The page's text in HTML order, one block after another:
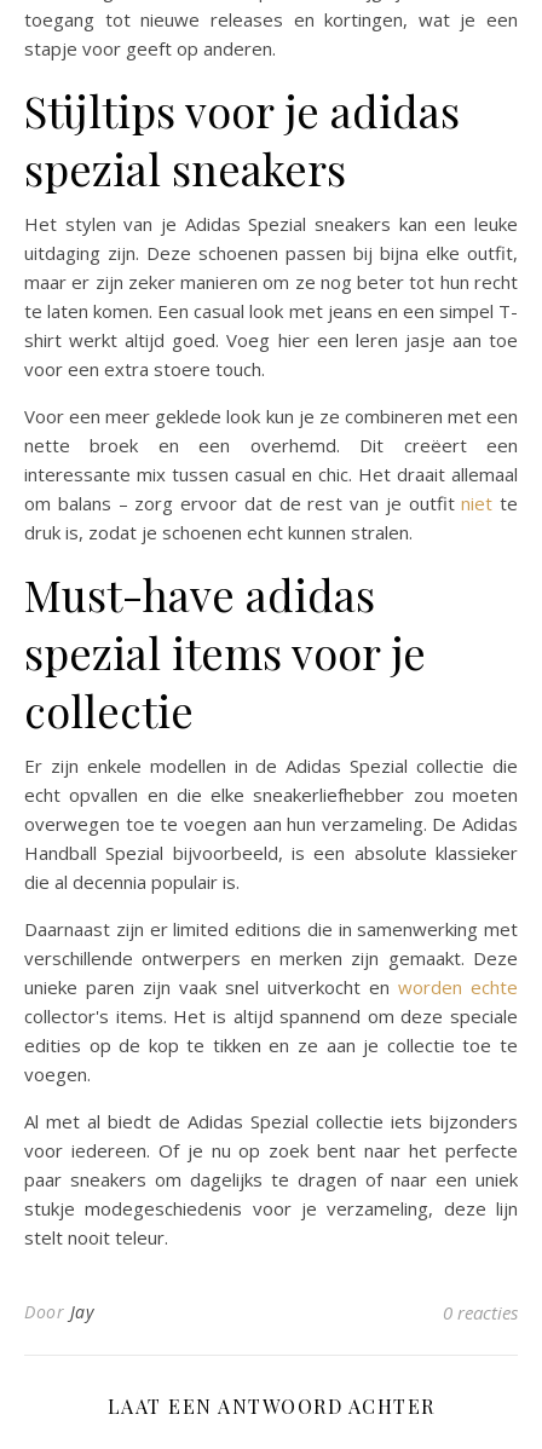
toegang tot nieuwe releases en kortingen, wat je een
stapje voor geeft op anderen.
Stijltips voor je adidas
spezial sneakers
Het stylen van je Adidas Spezial sneakers kan een leuke
uitdaging zijn. Deze schoenen passen bij bijna elke outfit,
maar er zijn zeker manieren om ze nog beter tot hun recht
te laten komen. Een casual look met jeans en een simpel T-
shirt werkt altijd goed. Voeg hier een leren jasje aan toe
voor een extra stoere touch.
Voor een meer geklede look kun je ze combineren met een
nette broek en een overhemd. Dit creëert een
interessante mix tussen casual en chic. Het draait allemaal
om balans – zorg ervoor dat de rest van je outfitniet te
druk is, zodat je schoenen echt kunnen stralen.
Must-have adidas
spezial items voor je
collectie
Er zijn enkele modellen in de Adidas Spezial collectie die
echt opvallen en die elke sneakerliefhebber zou moeten
overwegen toe te voegen aan hun verzameling. De Adidas
Handball Spezial bijvoorbeeld, is een absolute klassieker
die al decennia populair is.
Daarnaast zijn er limited editions die in samenwerking met
verschillende ontwerpers en merken zijn gemaakt. Deze
unieke paren zijn vaak snel uitverkocht en worden echte
collector's items. Het is altijd spannend om deze speciale
edities op de kop te tikken en ze aan je collectie toe te
voegen.
Al met al biedt de Adidas Spezial collectie iets bijzonders
voor iedereen. Of je nu op zoek bent naar het perfecte
paar sneakers om dagelijks te dragen of naar een uniek
stukje modegeschiedenis voor je verzameling, deze lijn
stelt nooit teleur.
Door Jay 0 reacties
LAAT EEN ANTWOORD ACHTER